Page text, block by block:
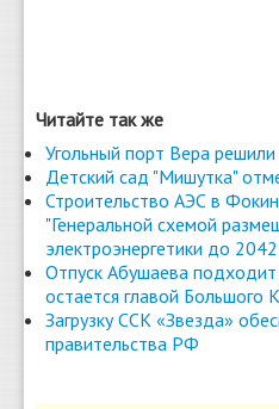
Читайте так же
Угольный порт Вера
Детский сад "Мишутка"
Строительство АЭС в
"Генеральной схемой
электроэнергетики до
Отпуск Абушаева
остается главой Большого
Загрузку ССК «Звезда»
правительства РФ